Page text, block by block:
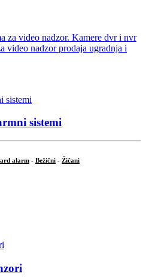
sistemi
alarm - Bežični - Žičani